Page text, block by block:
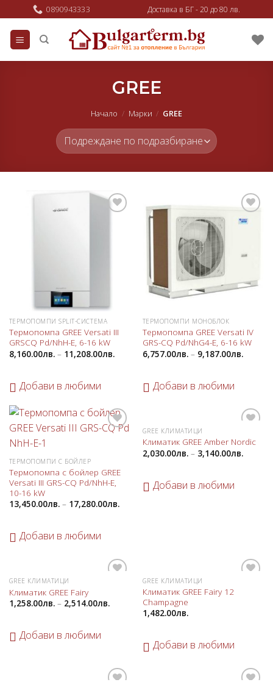
to
content
0890943333 Доставка в БГ - 20 до 80 лв.
GREE
Начало / Марки / GREE
ТЕРМОПОМПИ SPLIT-СИСТЕМА
Термопомпа GREE Versati III
GRSCQ Pd/NhH-E, 6-16 kW
8,160.00лв.– 11,208.00лв.
Добави в любими
Добави
ТЕРМОПОМПИ МОНОБЛОК
Термопомпа GREE Versati IV
GRS-CQ Pd/NhG4-E, 6-16 kW
6,757.00лв.– 9,187.00лв.
Добави в любими
Добави
ТЕРМОПОМПИ С БОЙЛЕР
Термопомпа с бойлер GREE
Versati III GRS-CQ Pd/NhH-E,
10-16 kW
13,450.00лв.– 17,280.00лв.
Добави в любими
в
любими
GREE КЛИМАТИЦИ
Климатик GREE Amber Nordic
2,030.00лв.– 3,140.00лв.
Добави в любими
любими
GREE КЛИМАТИЦИ
Климатик GREE Fairy
1,258.00лв.– 2,514.00лв.
Добави в любими
GREE КЛИМАТИЦИ
Климатик GREE Fairy 12
Champagne
1,482.00лв.
Добави в любими